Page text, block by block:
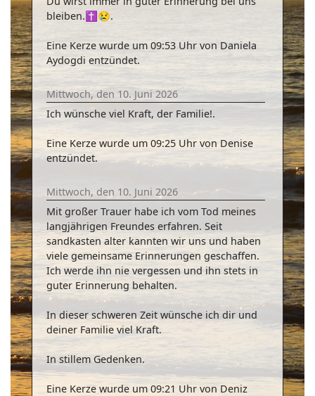
bleiben.✝️😢.
Eine Kerze wurde um 09:53 Uhr von Daniela
Aydogdi entzündet.
Mittwoch, den 10. Juni 2026
Ich wünsche viel Kraft, der Familie!.
Eine Kerze wurde um 09:25 Uhr von Denise
entzündet.
Mittwoch, den 10. Juni 2026
Mit großer Trauer habe ich vom Tod meines
langjährigen Freundes erfahren. Seit
sandkasten alter kannten wir uns und haben
viele gemeinsame Erinnerungen geschaffen.
Ich werde ihn nie vergessen und ihn stets in
guter Erinnerung behalten.
In dieser schweren Zeit wünsche ich dir und
deiner Familie viel Kraft.
In stillem Gedenken.
Eine Kerze wurde um 09:21 Uhr von Deniz